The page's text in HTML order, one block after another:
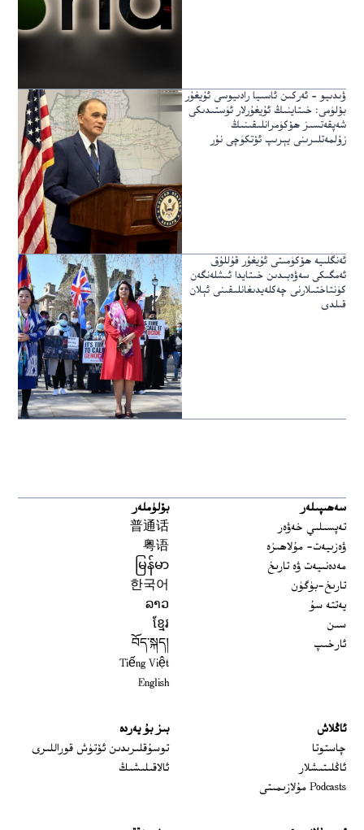
ۋىدىيو – ئەركىن ئاسىيا رادىيوسى ئۇيغۇر
بۆلۈمى: خىتاينىڭ ئۇيغۇرلار ئۈستىدىكى
شەپقەتسىز ھۆكۈمرانلىقىنىڭ
زۇلمەتلىرىنى يېرىپ ئۆتكۈچى نۇر
ئەنگلىيە ھۆكۈمىتى ئۇيغۇر قۇللۇق
ئەمگىكى سەۋەبىدىن خىتايدا ئىشلەنگەن
كۈنتاختىلارنى چەكلەيدىغانلىقىنى ئېلان
قىلدى
سەھىپىلەر
تەپسىلىي خەۋەر
ۋەزىيەت- مۇلاھىزە
مەدەنىيەت ۋە تارىخ
تارىخ-بۈگۈن
يەتتە سۇ
سىن
ئارخىپ
بۆلۈملەر
普通话
粤语
မြန်မာ
한국어
ລາວ
ខ្មែរ
བོད་སྐད།
Tiếng Việt
English
ئاڭلاش
چاستوتا
ئاڭلىتىشلار
Podcasts مۇلازىمىتى
بىز بۇ يەردە
توسۇقلىرىدىن ئۆتۈش قوراللىرى
ئالاقىلىشىڭ